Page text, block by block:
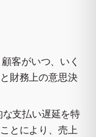
客がいつ、いく
財務上の意思決
支払い遅延を特
とにより、売上